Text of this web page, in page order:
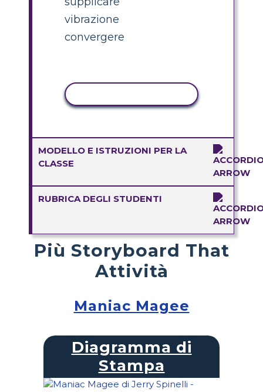
vibrazione
convergere
MODELLO E ISTRUZIONI PER LA
CLASSE
RUBRICA DEGLI STUDENTI
Più Storyboard That
Attività
Maniac Magee
Diagramma di
Stampa